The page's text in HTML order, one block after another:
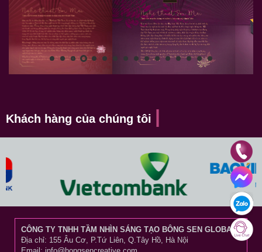
Khách hàng của chúng tôi
CÔNG TY TNHH TẦM NHÌN SÁNG TẠO BÔNG SEN GLOBAL
Địa chỉ: 155 Âu Cơ, P.Tứ Liên, Q.Tây Hồ, Hà Nội